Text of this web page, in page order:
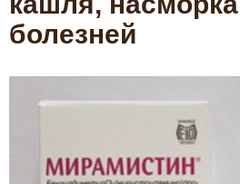
болезней